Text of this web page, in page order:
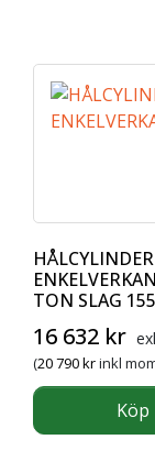
HÅLCYLINDER
TON SLAG
16 632 kr
(20 790krinkl
Köp